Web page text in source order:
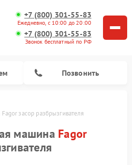
+7 (800) 301-55-83
Ежедневно, с 10:00 до 20:00
+7 (800) 301-55-83
Звонок бесплатный по РФ
Позвонить
засор разбрызгивателя
машина Fagor